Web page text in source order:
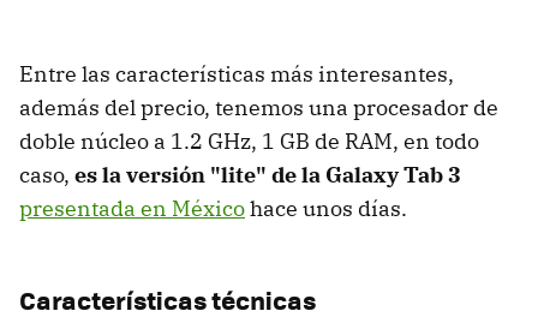
Entre las características más interesantes,
además del precio, tenemos una procesador de
doble núcleo a 1.2 GHz, 1 GB de RAM, en todo
caso, es la versión "lite" de la Galaxy Tab 3
presentada en Méxicohace unos días.
Características técnicas